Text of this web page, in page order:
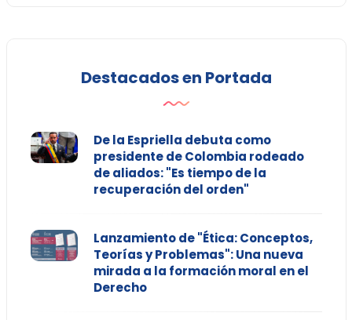
Destacados en Portada
De la Espriella debuta como
presidente de Colombia rodeado
de aliados: "Es tiempo de la
recuperación del orden"
Lanzamiento de "Ética: Conceptos,
Teorías y Problemas": Una nueva
mirada a la formación moral en el
Derecho